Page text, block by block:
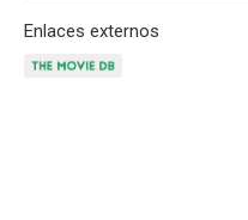
Enlaces externos